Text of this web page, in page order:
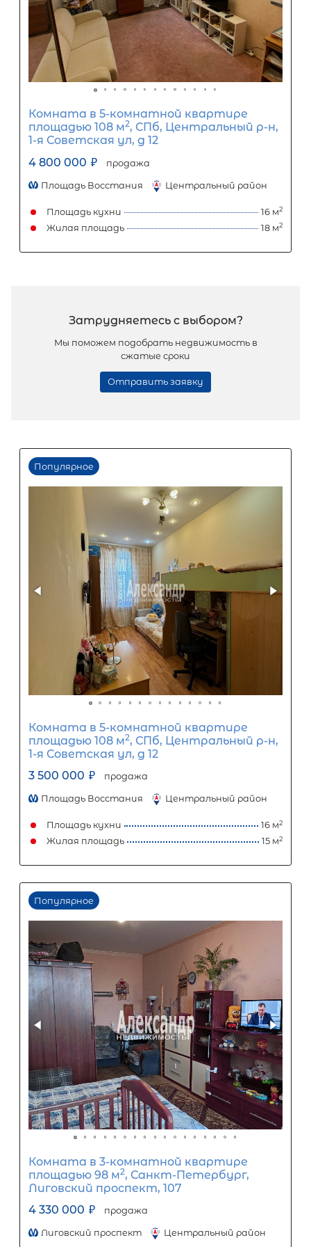
5-комнатная квартира площадью
СПб, Василеостровский р-н, 11-я
ВО, д 58
4 970 000 ₽ продажа
Василеостровская
Комната в 5-комнатной квартире
площадью 155 м 2, г Санкт-
линия 5-я ВО дом 64/13 строение А
3 550 000 ₽ продажа
Василеостровская
Жилая площадь
Популярное
Комната в 5-комнатной квартире